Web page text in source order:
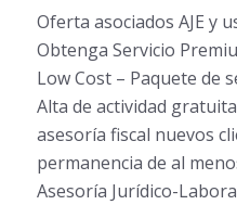
Oferta asociados AJE y
Obtenga Servicio
Low Cost – Paquete de
Alta de actividad
asesoría fiscal nuevos
permanencia de al
Asesoría Jurídico-